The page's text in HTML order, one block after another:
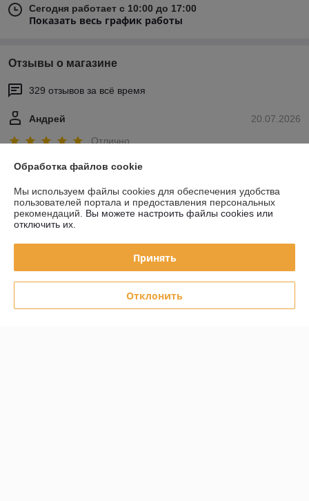
Сегодня работает с 10:00 до 17:00
Показать весь график работы
Отзывы о магазине
329 отзывов за всё время
20.07.2026
Андрей
Отлично
Отлично
Отличные мотошины, продавец быстро связался и отправил,
Сделка подтверждена через корзину
Показать все отзывы
Обработка файлов cookie
Мы используем файлы cookies для обеспечения удобства
пользователей портала и предоставления персональных
рекомендаций. Вы можете настроить файлы cookies или
отключить их.
Принять
Отклонить